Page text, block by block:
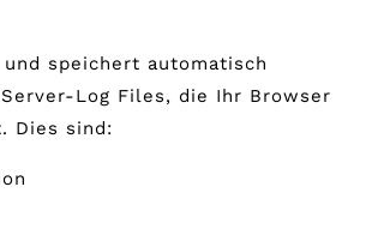
speichert automatisch
Log Files, die Ihr Browser
Dies sind: